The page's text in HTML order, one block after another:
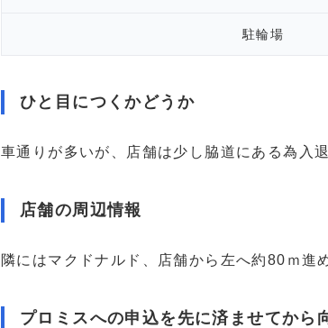
駐輪場
ひと目につくかどうか
車通りが多いが、店舗は少し脇道にある為入
店舗の周辺情報
隣にはマクドナルド、店舗から左へ約80ｍ進
プロミスへの申込を先に済ませてから